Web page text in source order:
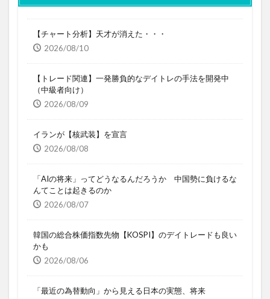
【チャート分析】天才が消えた・・・
2026/08/10
【トレード関連】一発勝負的なデイトレの手法を開発中
（中級者向け）
2026/08/09
イランが【核武装】を宣言
2026/08/08
「AIの将来」ってどうなるんだろうか 中国勢に負けるな
んてことは起きるのか
2026/08/07
韓国の総合株価指数先物【KOSPI】のデイトレードも良い
かも
2026/08/06
「最近の為替動向」から見える日本の実態、将来